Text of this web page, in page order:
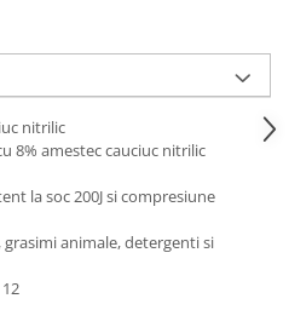
nitrilic
8% amestec cauciuc nitrilic
la soc 200J si compresiune
animale, detergenti si